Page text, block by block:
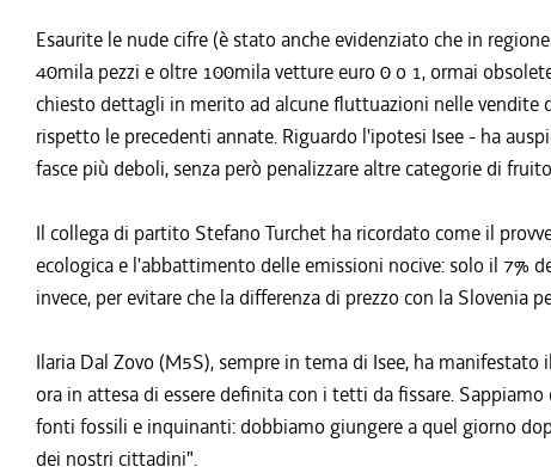
Esaurite le nude cifre (è stato anche evidenziato che in
40mila pezzi e oltre 100mila vetture euro 0 o 1, ormai
chiesto dettagli in merito ad alcune fluttuazioni nelle
rispetto le precedenti annate. Riguardo l'ipotesi Isee - ha
fasce più deboli, senza però penalizzare altre categorie di
Il collega di partito Stefano Turchet ha ricordato come il
ecologica e l'abbattimento delle emissioni nocive: solo il 7%
invece, per evitare che la differenza di prezzo con la Slovenia
Ilaria Dal Zovo (M5S), sempre in tema di Isee, ha
ora in attesa di essere definita con i tetti da fissare.
fonti fossili e inquinanti: dobbiamo giungere a quel giorno
dei nostri cittadini".